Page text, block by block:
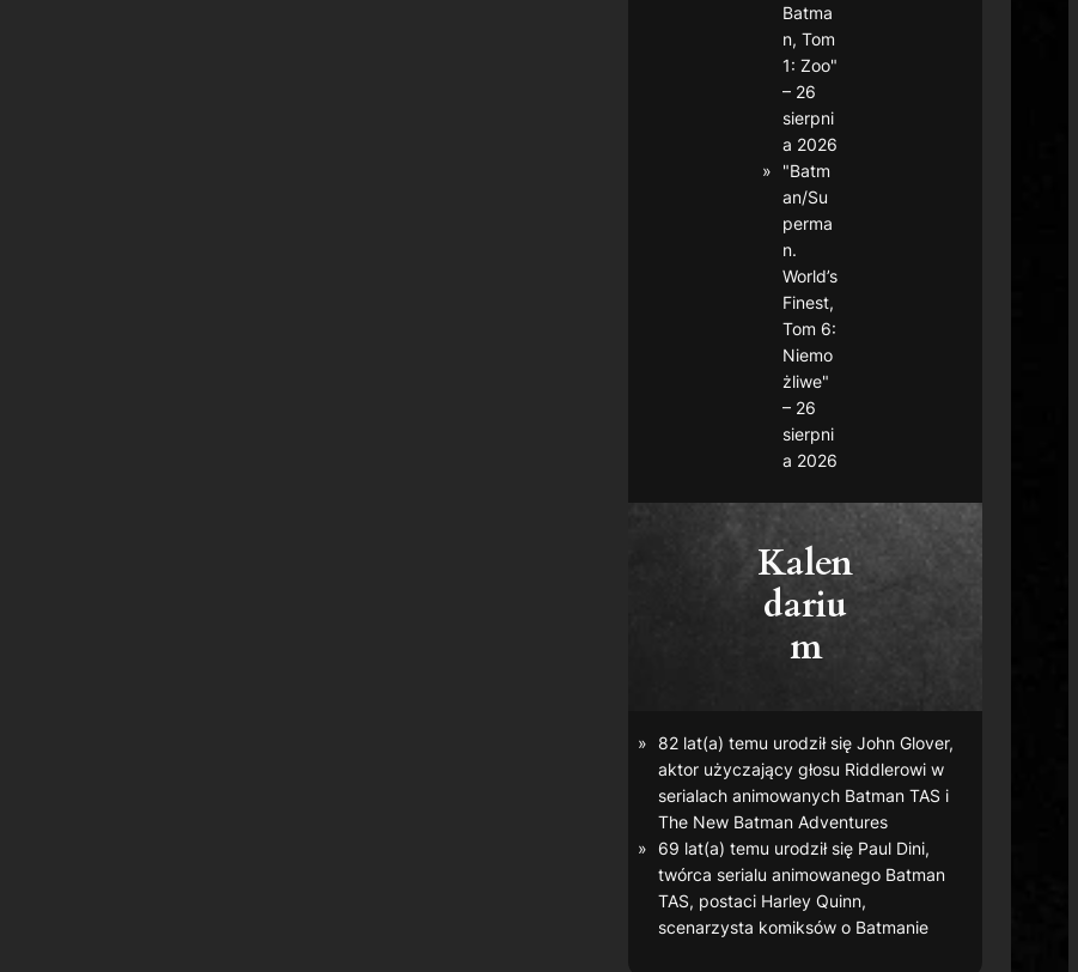
Batma
n, Tom
1: Zoo"
– 26
sierpni
a 2026
"Batm
an/Su
perma
n.
World’s
Finest,
Tom 6:
Niemo
żliwe"
– 26
sierpni
a 2026
Kalen
dariu
m
82 lat(a) temu urodził się John Glover,
aktor użyczający głosu Riddlerowi w
serialach animowanych Batman TAS i
The New Batman Adventures
69 lat(a) temu urodził się Paul Dini,
twórca serialu animowanego Batman
TAS, postaci Harley Quinn,
scenarzysta komiksów o Batmanie